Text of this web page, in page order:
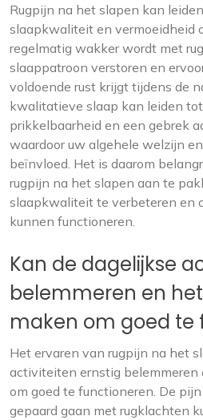
Rugpijn na het slapen kan
slaapkwaliteit en vermoeidheid
regelmatig wakker wordt met
slaappatroon verstoren en
voldoende rust krijgt tijdens de
kwalitatieve slaap kan leiden tot
prikkelbaarheid en een gebrek
waardoor uw algehele welzijn
beïnvloed. Het is daarom
rugpijn na het slapen aan te
slaapkwaliteit te verbeteren en
kunnen functioneren.
Kan de dagelijkse
belemmeren en
maken om goed te
Het ervaren van rugpijn na het
activiteiten ernstig belemmeren
om goed te functioneren. De
gepaard gaan met rugklachten